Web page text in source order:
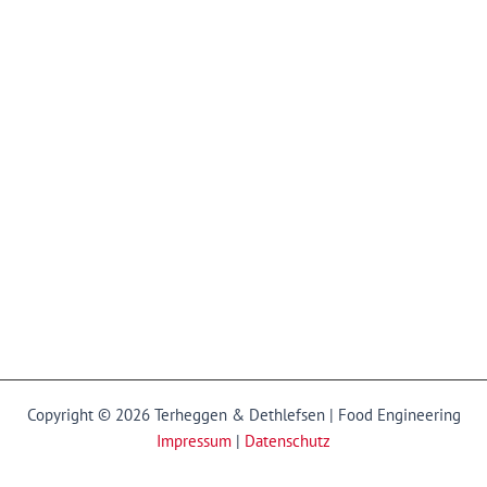
Copyright © 2026 Terheggen & Dethlefsen | Food Engineering
Impressum | Datenschutz